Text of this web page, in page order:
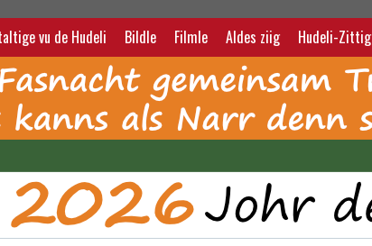
vu de Hudeli Bildle Filmle Aldes ziig Hudeli-Zittig